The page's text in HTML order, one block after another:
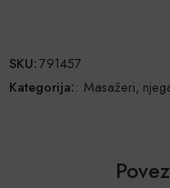
SKU:791457
Kategorija:: Masažeri,